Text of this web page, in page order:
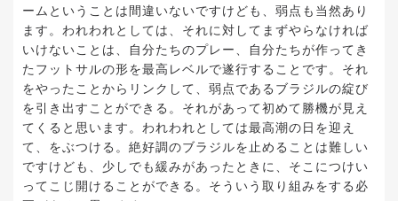
ームということは間違いないですけども、弱点も当然あり
ます。われわれとしては、それに対してまずやらなければ
いけないことは、自分たちのプレー、自分たちが作ってき
たフットサルの形を最高レベルで遂行することです。それ
をやったことからリンクして、弱点であるブラジルの綻び
を引き出すことができる。それがあって初めて勝機が見え
てくると思います。われわれとしては最高潮の日を迎え
て、をぶつける。絶好調のブラジルを止めることは難しい
ですけども、少しでも緩みがあったときに、そこにつけい
ってこじ開けることができる。そういう取り組みをする必